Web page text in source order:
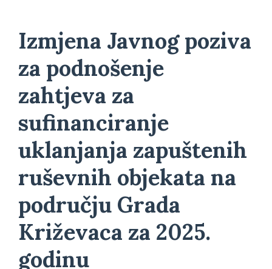
Izmjena Javnog poziva
za podnošenje
zahtjeva za
sufinanciranje
uklanjanja zapuštenih
ruševnih objekata na
području Grada
Križevaca za 2025.
godinu